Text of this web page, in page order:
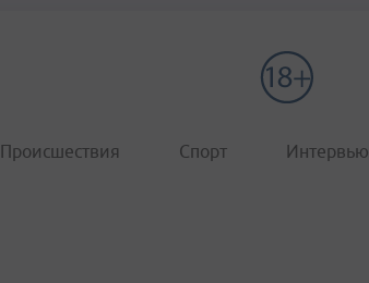
Происшествия Спорт Интервью